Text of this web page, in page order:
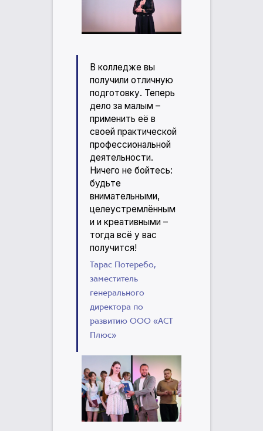
В колледже вы
получили отличную
подготовку. Теперь
дело за малым –
применить её в
своей практической
профессиональной
деятельности.
Ничего не бойтесь:
будьте
внимательными,
целеустремлённым
и и креативными –
тогда всё у вас
получится!
Тарас Потеребо,
заместитель
генерального
директора по
развитию ООО «АСТ
Плюс»